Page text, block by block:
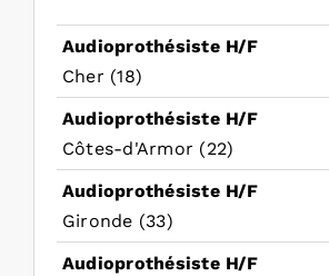
Audioprothésiste H/F
Cher (18)
Audioprothésiste H/F
Côtes-d'Armor (22)
Audioprothésiste H/F
Gironde (33)
Audioprothésiste H/F